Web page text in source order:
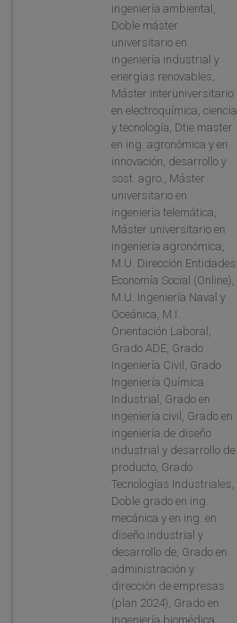
ingeniería ambiental,
Doble máster
universitario en
ingeniería industrial y
energías renovables,
Máster interuniversitario
en electroquímica, ciencia
y tecnología, Dtie master
en ing. agronómica y en
innovación, desarrollo y
sost. agro., Máster
universitario en
ingeniería telemática,
Máster universitario en
ingeniería agronómica,
M.U. Dirección Entidades
Economía Social (Online),
M.U. Ingeniería Naval y
Oceánica, M.I.
Orientación Laboral,
Grado ADE, Grado
Ingeniería Civil, Grado
Ingeniería Química
Industrial, Grado en
ingeniería civil, Grado en
ingeniería de diseño
industrial y desarrollo de
producto, Grado
Tecnologías Industriales,
Doble grado en ing.
mecánica y en ing. en
diseño industrial y
desarrollo de, Grado en
administración y
dirección de empresas
(plan 2024), Grado en
ingeniería biomédica,